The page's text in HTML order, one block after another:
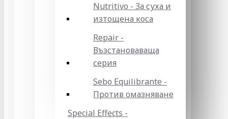
Nutritivo - За суха и
изтощена коса
Repair -
Възстановаваща
серия
Sebo Equilibrante -
Против омазняване
Special Effects -